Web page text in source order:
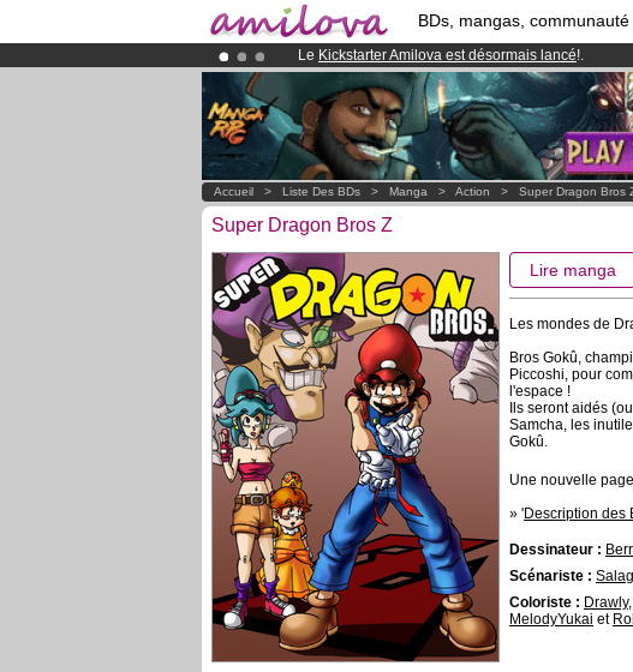
BDs, mangas, communauté
Le Kickstarter Amilova est désormais lancé!.
Abonnement premium: à partir de3.95 eurospar
Déjà 100000membreset 1000BDs & Mangas!
Accueil > Liste Des BDs > Manga > Action > Super Dragon Bros
Super Dragon Bros Z
Lire manga
Les mondes de
Bros Gokû,
Piccoshi, pour
l'espace !
Ils seront aidés
Samcha, les
Gokû.
Une nouvelle
» 'Description des
Dessinateur :
Scénariste :
Coloriste : Drawly,
MelodyYukai et